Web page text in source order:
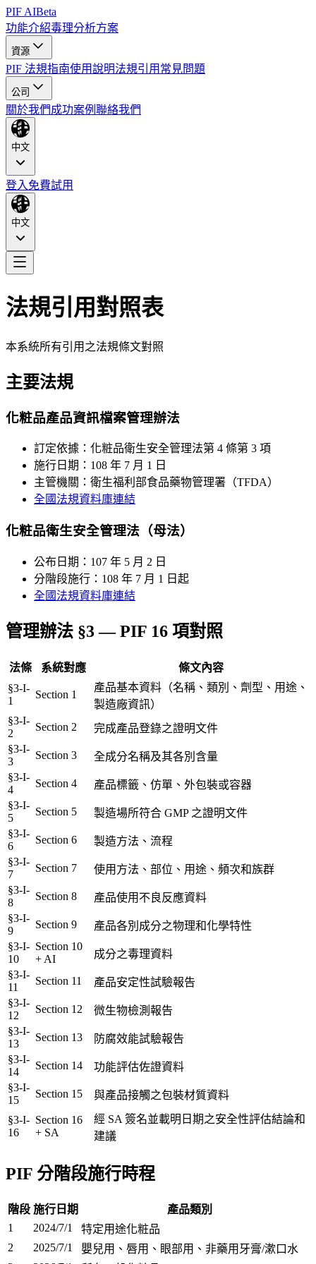
PIF AIBeta
功能介紹毒理分析方案
資源
PIF 法規指南使用說明法規引用 常見問題
公司
關於我們成功案例 聯絡我們
中文
登入 免費試用
中文
法規引用對照表
本系統所有引用之法規條文對照
主要法規
化粧品產品資訊檔案管理辦法
訂定依據 ： 化粧品衛生安全管理法第 4 條第 3 項
施行日期 ： 108 年 7 月 1 日
主管機關 ： 衛生福利部食品藥物管理署（TFDA）
全國法規資料庫連結
化粧品衛生安全管理法（母法）
公布日期 ： 107 年 5 月 2 日
分階段施行 ： 108 年 7 月 1 日起
全國法規資料庫連結
管理辦法 §3 — PIF 16 項對照
法條 系統對應
條文內容
§3-I-
1
Section 1
產品基本資料（名稱、類別、劑型、用途、
製造廠資訊）
§3-I-
2
Section 2
完成產品登錄之證明文件
§3-I-
3
Section 3
全成分名稱及其各別含量
§3-I-
4
Section 4
產品標籤、仿單、外包裝或容器
§3-I-
5
Section 5
製造場所符合 GMP 之證明文件
§3-I-
6
Section 6
製造方法、流程
§3-I-
7
Section 7
使用方法、部位、用途、頻次和族群
§3-I-
8
Section 8
產品使用不良反應資料
§3-I-
9
Section 9
產品各別成分之物理和化學特性
§3-I-
10
Section 10
+ AI
成分之毒理資料
§3-I-
11
Section 11
產品安定性試驗報告
§3-I-
12
Section 12
微生物檢測報告
§3-I-
13
Section 13
防腐效能試驗報告
§3-I-
14
Section 14
功能評估佐證資料
§3-I-
15
Section 15 與產品接觸之包裝材質資料
§3-I-
16
Section 16
+ SA
經 SA 簽名並載明日期之安全性評估結論和
建議
PIF 分階段施行時程
階段 施行日期
產品類別
1
2024/7/1
特定用途化粧品
2
2025/7/1
嬰兒用、唇用、眼部用、非藥用牙膏/漱口水